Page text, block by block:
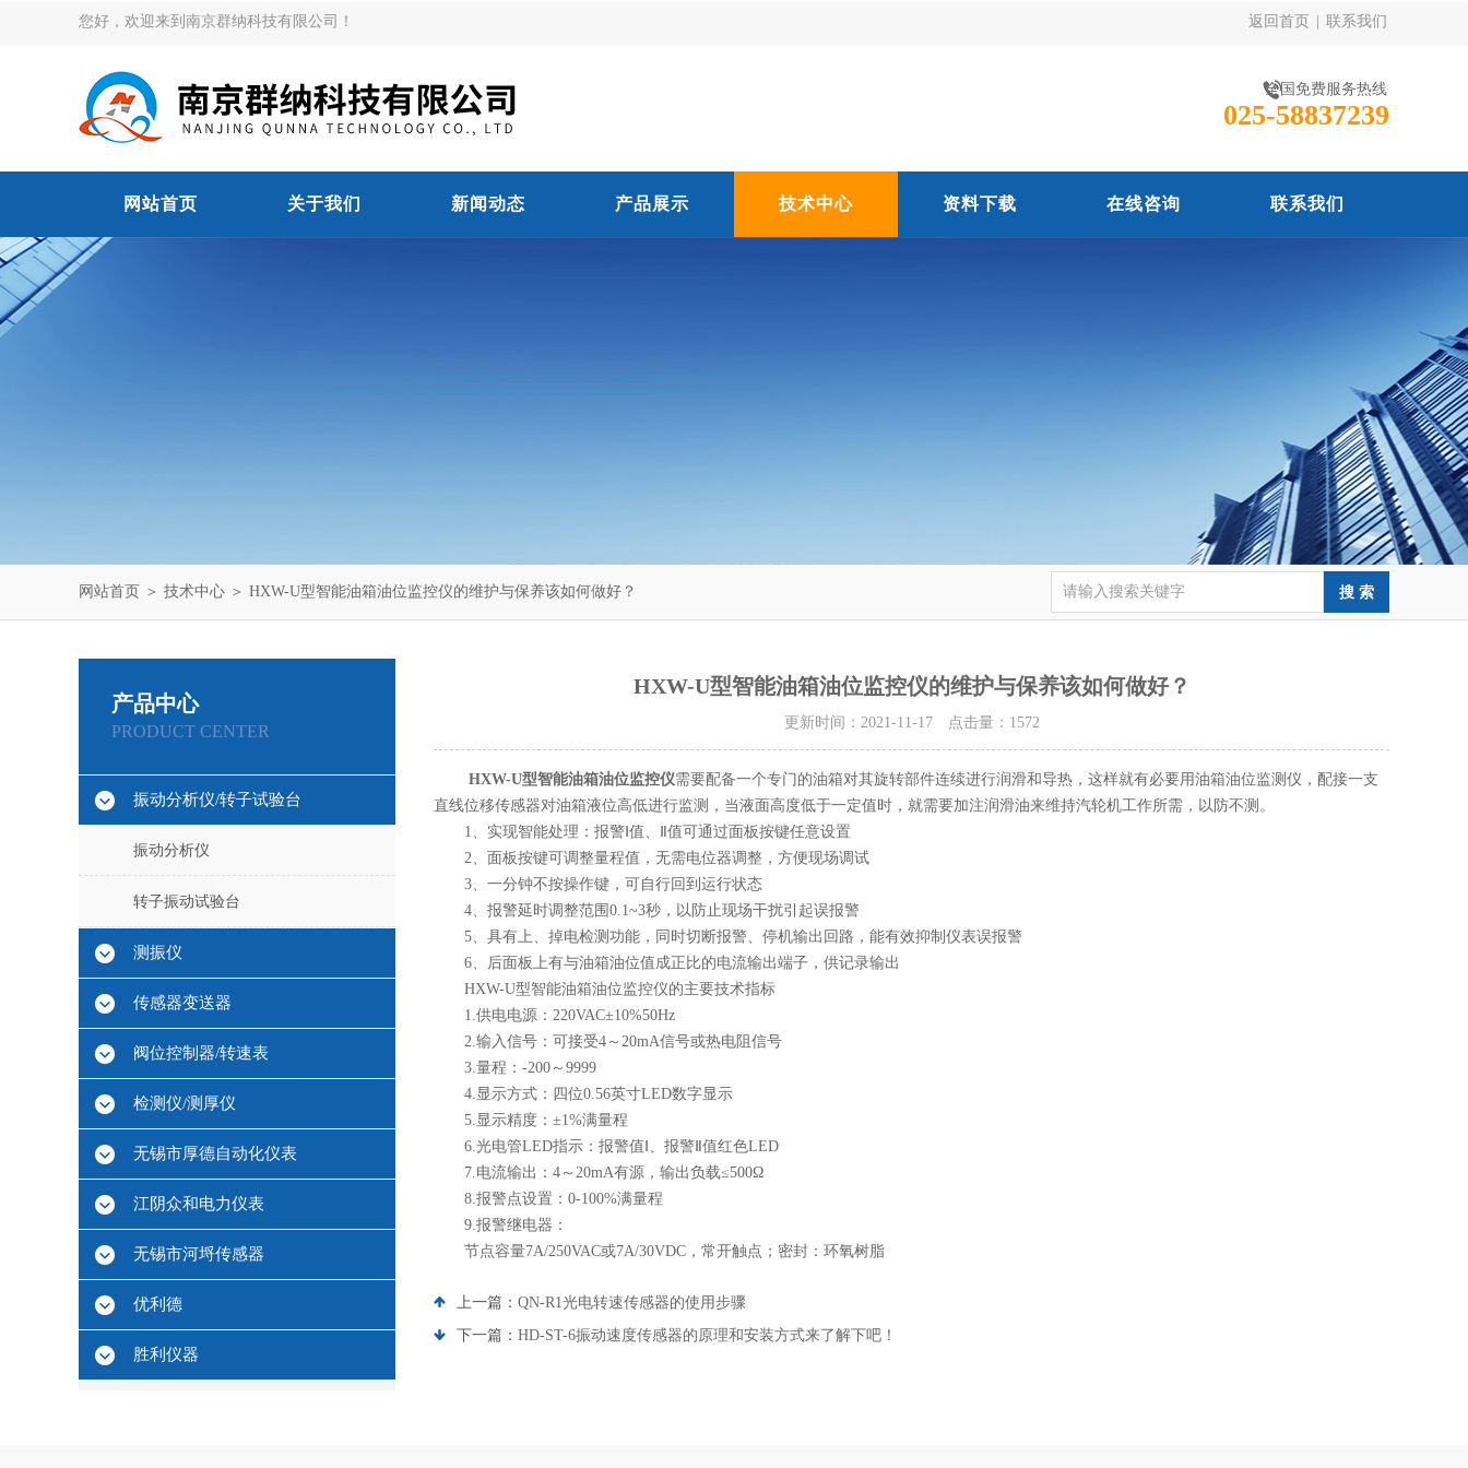
您好，欢迎来到南京群纳科技有限公司！ 返回首页 联系我们
全国免费服务热线
025-58837239
网站首页 关于我们 新闻动态 产品展示 技术中心 资料下载 在线咨询 联系我们
网站首页 ＞ 技术中心 ＞ HXW-U型智能油箱油位监控仪的维护与保养该如何做好？
产品中心
PRODUCT CENTER
振动分析仪/转子试验台
振动分析仪
转子振动试验台
测振仪
传感器变送器
阀位控制器/转速表
检测仪/测厚仪
无锡市厚德自动化仪表
江阴众和电力仪表
无锡市河埒传感器
优利德
胜利仪器
HXW-U型智能油箱油位监控仪的维护与保养该如何做好？
更新时间：2021-11-17 点击量： 1572
HXW-U型智能油箱油位监控仪需要配备一个专门的油箱对其旋转部件连续进行润滑和导热，这样就有必要用油箱油位监测仪，配接一支
直线位移传感器对油箱液位高低进行监测，当液面高度低于一定值时，就需要加注润滑油来维持汽轮机工作所需，以防不测。
1、实现智能处理：报警Ⅰ值、Ⅱ值可通过面板按键任意设置
2、面板按键可调整量程值，无需电位器调整，方便现场调试
3、一分钟不按操作键，可自行回到运行状态
4、报警延时调整范围0.1~3秒，以防止现场干扰引起误报警
5、具有上、掉电检测功能，同时切断报警、停机输出回路，能有效抑制仪表误报警
6、后面板上有与油箱油位值成正比的电流输出端子，供记录输出
HXW-U型智能油箱油位监控仪的主要技术指标
1.供电电源：220VAC±10%50Hz
2.输入信号：可接受4～20mA信号或热电阻信号
3.量程：-200～9999
4.显示方式：四位0.56英寸LED数字显示
5.显示精度：±1%满量程
6.光电管LED指示：报警值Ⅰ、报警Ⅱ值红色LED
7.电流输出：4～20mA有源，输出负载≤500Ω
8.报警点设置：0-100%满量程
9.报警继电器：
节点容量7A/250VAC或7A/30VDC，常开触点；密封：环氧树脂
上一篇： QN-R1光电转速传感器的使用步骤
下一篇： HD-ST-6振动速度传感器的原理和安装方式来了解下吧！